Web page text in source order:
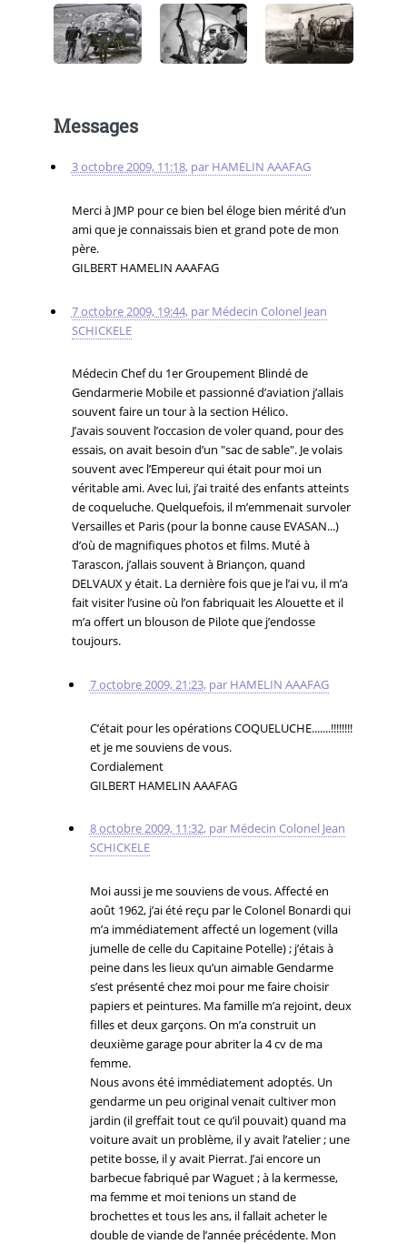
Messages
3 octobre 2009, 11:18, par HAMELIN AAAFAG
Merci à JMP pour ce bien bel éloge bien mérité d’un
ami que je connaissais bien et grand pote de mon
père.
GILBERT HAMELIN AAAFAG
7 octobre 2009, 19:44, par Médecin Colonel Jean
SCHICKELE
Médecin Chef du 1er Groupement Blindé de
Gendarmerie Mobile et passionné d’aviation j’allais
souvent faire un tour à la section Hélico.
J’avais souvent l’occasion de voler quand, pour des
essais, on avait besoin d’un "sac de sable". Je volais
souvent avec l’Empereur qui était pour moi un
véritable ami. Avec lui, j’ai traité des enfants atteints
de coqueluche. Quelquefois, il m’emmenait survoler
Versailles et Paris (pour la bonne cause EVASAN...)
d’où de magnifiques photos et films. Muté à
Tarascon, j’allais souvent à Briançon, quand
DELVAUX y était. La dernière fois que je l’ai vu, il m’a
fait visiter l’usine où l’on fabriquait les Alouette et il
m’a offert un blouson de Pilote que j’endosse
toujours.
7 octobre 2009, 21:23, par HAMELIN AAAFAG
C’était pour les opérations COQUELUCHE.......!!!!!!!!
et je me souviens de vous.
Cordialement
GILBERT HAMELIN AAAFAG
8 octobre 2009, 11:32, par Médecin Colonel Jean
SCHICKELE
Moi aussi je me souviens de vous. Affecté en
août 1962, j’ai été reçu par le Colonel Bonardi qui
m’a immédiatement affecté un logement (villa
jumelle de celle du Capitaine Potelle) ; j’étais à
peine dans les lieux qu’un aimable Gendarme
s’est présenté chez moi pour me faire choisir
papiers et peintures. Ma famille m’a rejoint, deux
filles et deux garçons. On m’a construit un
deuxième garage pour abriter la 4 cv de ma
femme.
Nous avons été immédiatement adoptés. Un
gendarme un peu original venait cultiver mon
jardin (il greffait tout ce qu’il pouvait) quand ma
voiture avait un problème, il y avait l’atelier ; une
petite bosse, il y avait Pierrat. J’ai encore un
barbecue fabriqué par Waguet ; à la kermesse,
ma femme et moi tenions un stand de
brochettes et tous les ans, il fallait acheter le
double de viande de l’année précédente. Mon